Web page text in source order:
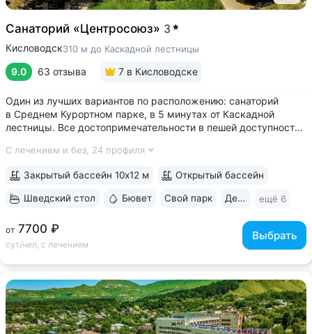
Санаторий «Центросоюз» 3
Кисловодск310 м до Каскадной лестницы
9.0 63 отзыва 7 в Кисловодске
Один из лучших вариантов по расположению: санаторий
в Среднем Курортном парке, в 5 минутах от Каскадной
лестницы. Все достопримечательности в пешей доступности
переходит в Курортный парк, к терренкурам № 3 и № 2Б •
С лечением и без, 24 профиля
от 7700 ₽
сут/чел, с лечением
Выбрать
Закрытый бассейн 10х12 м Открытый бассейн
Шведский стол Бювет Свой парк Дети с 2 лет ещё 6